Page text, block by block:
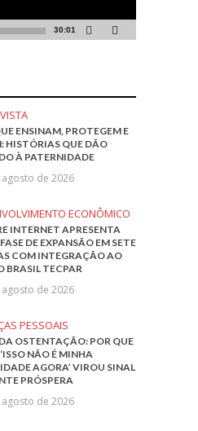
30:01
ENSINAM, PROTEGEM E
HISTÓRIAS QUE DÃO
À PATERNIDADE
agosto de 2026
ECONÔMICO
INTERNET APRESENTA
DE EXPANSÃO EM SETE
COM INTEGRAÇÃO AO
BRASIL TECPAR
de 2026
PESSOAIS
OSTENTAÇÃO: POR QUE
NÃO É MINHA
AGORA’ VIROU SINAL
PRÓSPERA
de 2026